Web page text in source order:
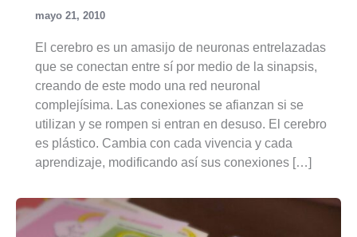
mayo 21, 2010
El cerebro es un amasijo de neuronas entrelazadas
que se conectan entre sí por medio de la sinapsis,
creando de este modo una red neuronal
complejísima. Las conexiones se afianzan si se
utilizan y se rompen si entran en desuso. El cerebro
es plástico. Cambia con cada vivencia y cada
aprendizaje, modificando así sus conexiones […]